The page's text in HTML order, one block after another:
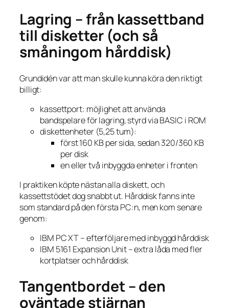
Lagring – från kassettband
till disketter (och så
småningom hårddisk)
Grundidén var att man skulle kunna köra den riktigt
billigt:
kassettport: möjlighet att använda
bandspelare för lagring, styrd via BASIC i ROM
diskettenheter (5,25 tum):
först 160 KB per sida, sedan 320/360 KB
per disk
en eller två inbyggda enheter i fronten
I praktiken köpte nästan alla diskett, och
kassettstödet dog snabbt ut. Hårddisk fanns inte
som standard på den första PC:n, men kom senare
genom:
IBM PC XT – efterföljare med inbyggd hårddisk
IBM 5161 Expansion Unit – extra låda med fler
kortplatser och hårddisk
Tangentbordet – den
oväntade stjärnan